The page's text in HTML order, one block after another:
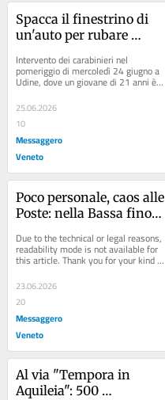
Spacca il finestrino di
un'auto per rubare
dopo un inseguimento a
Udine
Intervento dei carabinieri nel
pomeriggio di mercoledì 24 giugno a
Udine, dove un giovane di 21 anni è
stato arrestato con l'accusa di
tentato...
25.06.2026
10
Messaggero
Veneto
Poco personale, caos alle
Poste: nella Bassa fino a
una raccomandata
Due to the technical or legal reasons,
readability mode is not available for
this article. Thank you for your kind
23.06.2026
20
Messaggero
Veneto
Al via "Tempora in
Aquileia": 500